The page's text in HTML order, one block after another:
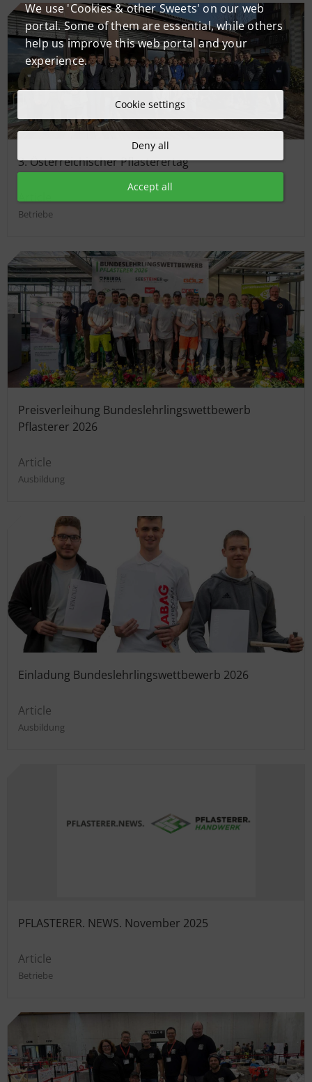
3. Österreichischer Pflasterertag
Article
Betriebe
Preisverleihung Bundeslehrlingswettbewerb
Pflasterer 2026
Article
Ausbildung
Einladung Bundeslehrlingswettbewerb 2026
Article
Ausbildung
PFLASTERER. NEWS. November 2025
Article
Betriebe
We use 'Cookies & other Sweets' on our web
portal. Some of them are essential, while others
help us improve this web portal and your
experience.
Cookie settings
Deny all
Accept all